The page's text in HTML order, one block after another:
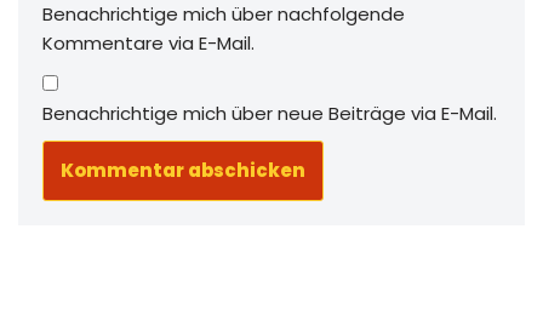
Benachrichtige mich über nachfolgende
Kommentare via E-Mail.
Benachrichtige mich über neue Beiträge via E-Mail.